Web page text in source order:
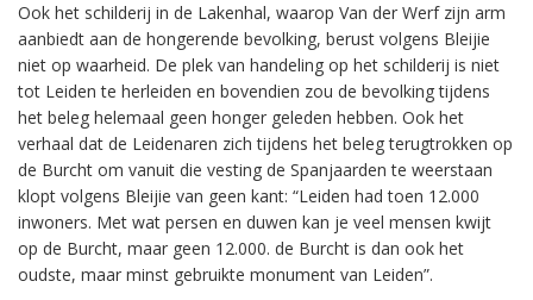
Ook het schilderij in de Lakenhal, waarop Van der Werf zijn arm
aanbiedt aan de hongerende bevolking, berust volgens Bleijie
niet op waarheid. De plek van handeling op het schilderij is niet
tot Leiden te herleiden en bovendien zou de bevolking tijdens
het beleg helemaal geen honger geleden hebben. Ook het
verhaal dat de Leidenaren zich tijdens het beleg terugtrokken op
de Burcht om vanuit die vesting de Spanjaarden te weerstaan
klopt volgens Bleijie van geen kant: “Leiden had toen 12.000
inwoners. Met wat persen en duwen kan je veel mensen kwijt
op de Burcht, maar geen 12.000. de Burcht is dan ook het
oudste, maar minst gebruikte monument van Leiden”.